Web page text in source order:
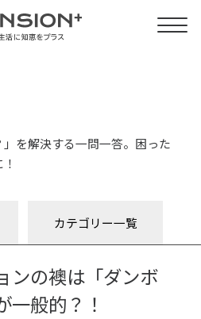
を解決する一問一答。困った
カテゴリー一覧
ンの襖は「ダンボ
一般的？！